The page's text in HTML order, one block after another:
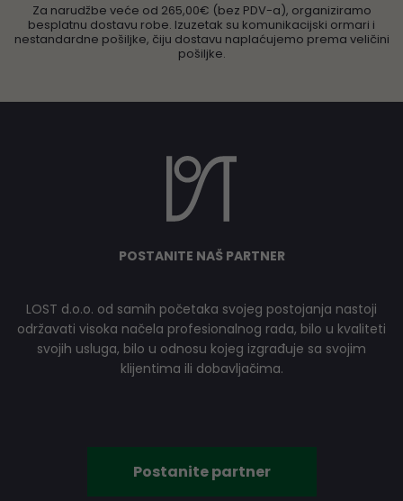
Za narudžbe veće od 265,00€ (bez PDV-a), organiziramo
besplatnu dostavu robe. Izuzetak su komunikacijski ormari i
nestandardne pošiljke, čiju dostavu naplaćujemo prema veličini
pošiljke.
POSTANITE NAŠ PARTNER
LOST d.o.o. od samih početaka svojeg postojanja nastoji
održavati visoka načela profesionalnog rada, bilo u kvaliteti
svojih usluga, bilo u odnosu kojeg izgrađuje sa svojim
klijentima ili dobavljačima.
Postanite partner